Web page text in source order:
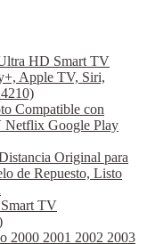
HD Smart TV
Apple TV, Siri,
Compatible con
Google Play
Original para
de Repuesto, Listo
TV
2000 2001 2002 2003